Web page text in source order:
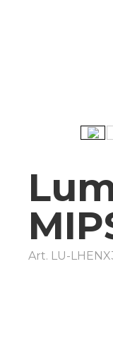
Art. LU-